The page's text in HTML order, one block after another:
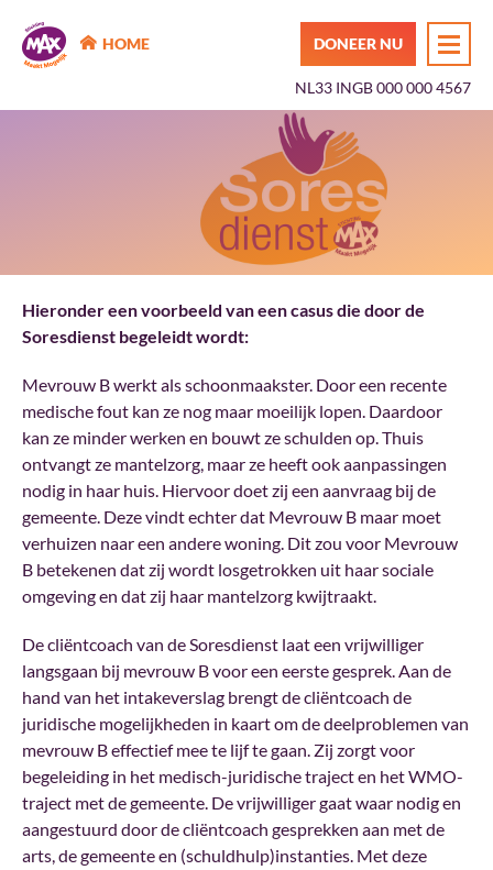
MAX Maakt Mogelijk
HOME DONEER NU
NL33 INGB 000 000 4567
Hieronder een voorbeeld van een casus die door de
Soresdienst begeleidt wordt:
Mevrouw B werkt als schoonmaakster. Door een recente
medische fout kan ze nog maar moeilijk lopen. Daardoor
kan ze minder werken en bouwt ze schulden op. Thuis
ontvangt ze mantelzorg, maar ze heeft ook aanpassingen
nodig in haar huis. Hiervoor doet zij een aanvraag bij de
gemeente. Deze vindt echter dat Mevrouw B maar moet
verhuizen naar een andere woning. Dit zou voor Mevrouw
B betekenen dat zij wordt losgetrokken uit haar sociale
omgeving en dat zij haar mantelzorg kwijtraakt.
De cliëntcoach van de Soresdienst laat een vrijwilliger
langsgaan bij mevrouw B voor een eerste gesprek. Aan de
hand van het intakeverslag brengt de cliëntcoach de
juridische mogelijkheden in kaart om de deelproblemen van
mevrouw B effectief mee te lijf te gaan. Zij zorgt voor
begeleiding in het medisch-juridische traject en het WMO-
traject met de gemeente. De vrijwilliger gaat waar nodig en
aangestuurd door de cliëntcoach gesprekken aan met de
arts, de gemeente en (schuldhulp)instanties. Met deze